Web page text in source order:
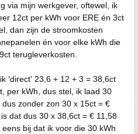
via mijn werkgever, oftewel, ik
12ct per kWh voor ERE én 3ct
dan zijn de stroomkosten
én voor elke kWh die
terugleverkosten.
'direct' 23,6 + 12 + 3 = 38,6ct
per kWh, dus stel, ik laad 30
zonder zon 30 x 15ct = €
dat dus 30 x 38,6ct = € 11,58
bij dat ik voor die 30 kWh